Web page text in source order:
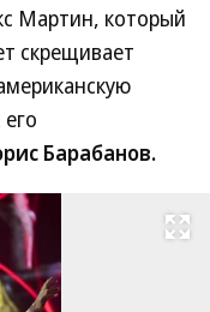
Мартин, который
скрещивает
Барабанов.
Развернуть